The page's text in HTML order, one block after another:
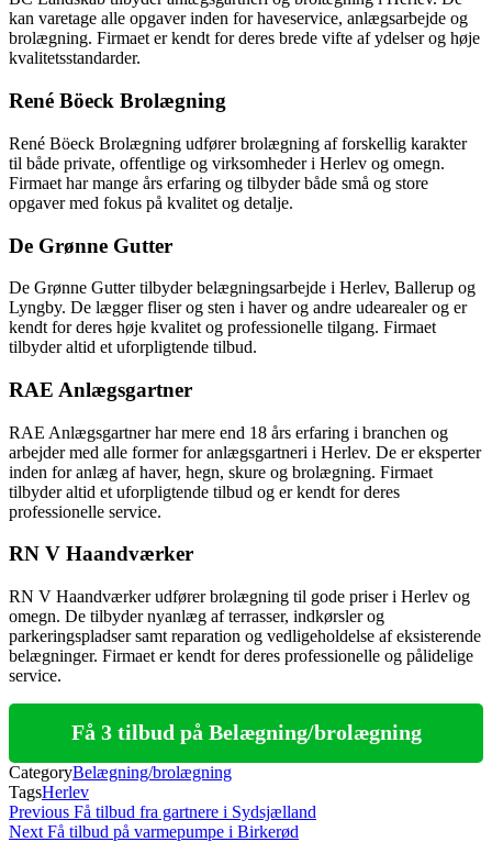
kan varetage alle opgaver inden for haveservice, anlægsarbejde og
brolægning. Firmaet er kendt for deres brede vifte af ydelser og høje
kvalitetsstandarder.
René Böeck Brolægning
René Böeck Brolægning udfører brolægning af forskellig karakter
til både private, offentlige og virksomheder i Herlev og omegn.
Firmaet har mange års erfaring og tilbyder både små og store
opgaver med fokus på kvalitet og detalje.
De Grønne Gutter
De Grønne Gutter tilbyder belægningsarbejde i Herlev, Ballerup og
Lyngby. De lægger fliser og sten i haver og andre udearealer og er
kendt for deres høje kvalitet og professionelle tilgang. Firmaet
tilbyder altid et uforpligtende tilbud.
RAE Anlægsgartner
RAE Anlægsgartner har mere end 18 års erfaring i branchen og
arbejder med alle former for anlægsgartneri i Herlev. De er eksperter
inden for anlæg af haver, hegn, skure og brolægning. Firmaet
tilbyder altid et uforpligtende tilbud og er kendt for deres
professionelle service.
RN V Haandværker
RN V Haandværker udfører brolægning til gode priser i Herlev og
omegn. De tilbyder nyanlæg af terrasser, indkørsler og
parkeringspladser samt reparation og vedligeholdelse af eksisterende
belægninger. Firmaet er kendt for deres professionelle og pålidelige
service.
Få 3 tilbud på Belægning/brolægning
CategoryBelægning/brolægning
TagsHerlev
Indlægsnavigation
Previous
Post
Previous Få tilbud fra gartnere i Sydsjælland
Next
Next Få tilbud på varmepumpe i Birkerød